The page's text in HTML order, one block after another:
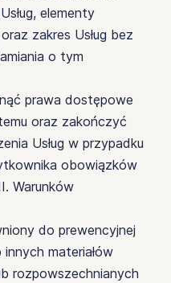
elementy
zakres Usług bez
o tym
prawa dostępowe
oraz zakończyć
Usług w przypadku
obowiązków
Warunków
do prewencyjnej
materiałów
rozpowszechnianych